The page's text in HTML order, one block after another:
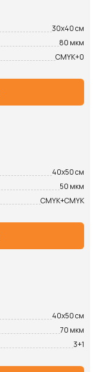
30х40 см
80 мкм
CMYK+0
40х50 см
50 мкм
CMYK+CMYK
40х50 см
70 мкм
3+1